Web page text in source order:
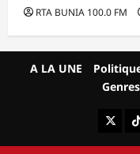
RTA BUNIA 100.0 FM
A LA UNE
Genres
X